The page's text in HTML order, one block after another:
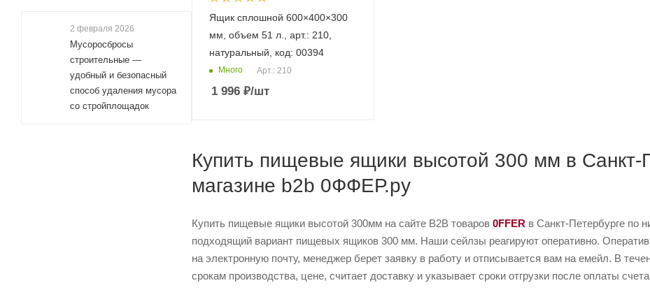
Ящик сплошной 600×400×300
мм, объем 51 л., арт.: 210,
натуральный, код: 00394
Много Арт.: 210
1 996 ₽/шт
Купить пищевые ящики высотой 300 мм в Санкт-
магазине b2b 0ФФЕР.ру
Купить пищевые ящики высотой 300мм на сайте B2B товаров 0FFER в Санкт-Петербурге по
подходящий вариант пищевых ящиков 300 мм. Наши сейлзы реагируют оперативно.
на электронную почту, менеджер берет заявку в работу и отписывается вам на емейл. В
срокам производства, цене, считает доставку и указывает сроки отгрузки после оплаты
2 февраля 2026
Мусоросбросы
строительные —
удобный и безопасный
способ удаления мусора
со стройплощадок